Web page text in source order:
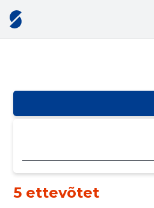
5 ettevõtet